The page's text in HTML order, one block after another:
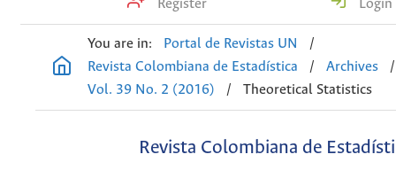
Register Login
You are in: Portal de Revistas UN
/
Revista Colombiana de Estadística
/ Archives
/
Vol. 39 No. 2 (2016)
/ Theoretical Statistics
Revista Colombiana de